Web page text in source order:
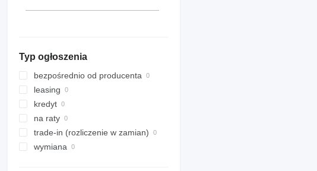
Typ ogłoszenia
bezpośrednio od producenta
leasing
kredyt
na raty
trade-in (rozliczenie w zamian)
wymiana